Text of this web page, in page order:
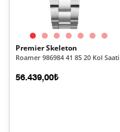
Premier Skeleton
Roamer 986984 41 85 20 Kol Saati
56.439,00₺